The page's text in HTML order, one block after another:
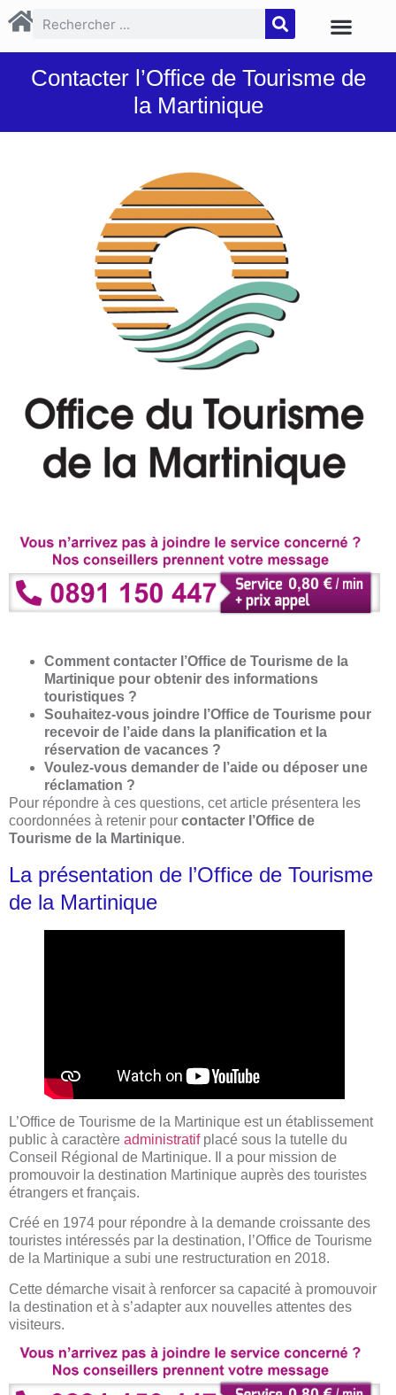
Contacter l’Office de Tourisme de
la Martinique
Comment contacter l’Office de Tourisme de la
Martinique pour obtenir des informations
touristiques ?
Souhaitez-vous joindre l’Office de Tourisme pour
recevoir de l’aide dans la planification et la
réservation de vacances ?
Voulez-vous demander de l’aide ou déposer une
réclamation ?
Pour répondre à ces questions, cet article présentera les
coordonnées à retenir pour contacter l’Office de
Tourisme de la Martinique.
La présentation de l’Office de Tourisme
de la Martinique
L’Office de Tourisme de la Martinique est un établissement
public à caractère administratifplacé sous la tutelle du
Conseil Régional de Martinique. Il a pour mission de
promouvoir la destination Martinique auprès des touristes
étrangers et français.
Créé en 1974 pour répondre à la demande croissante des
touristes intéressés par la destination, l’Office de Tourisme
de la Martinique a subi une restructuration en 2018.
Cette démarche visait à renforcer sa capacité à promouvoir
la destination et à s’adapter aux nouvelles attentes des
visiteurs.